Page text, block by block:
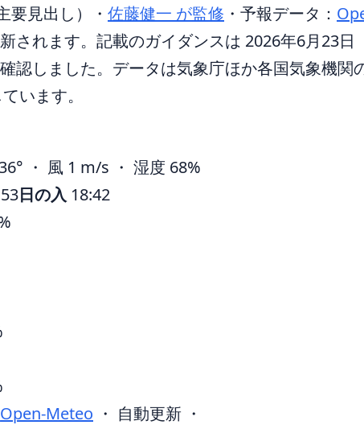
要見出し） ・ 佐藤健一 が監修 ・ 予報データ：
されます。記載のガイダンスは 2026年6月23日
認しました。データは気象庁ほか各国気象機関
います。
・ 風 1 m/s ・ 湿度 68%
日の入 18:42
Open-Meteo ・ 自動更新 ・